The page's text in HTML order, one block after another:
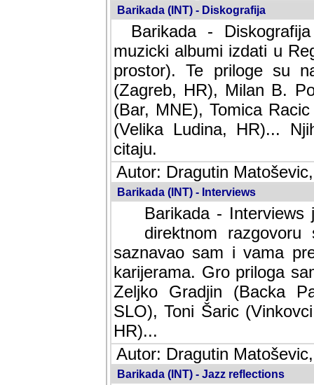
Barikada (INT) - Diskografija
Barikada -
muzicki albumi izdati u
prostor). Te priloge su
(Zagreb, HR), Milan B.
(Bar, MNE), Tomica
(Velika Ludina, HR)...
citaju.
Autor: Dragutin
Barikada (INT) - Interviews
Barikada -
direktnom
saznavao sam i vama
karijerama. Gro priloga
Zeljko Gradjin (Backa
SLO), Toni Šaric
HR)...
Autor: Dragutin
Barikada (INT) - Jazz reflections